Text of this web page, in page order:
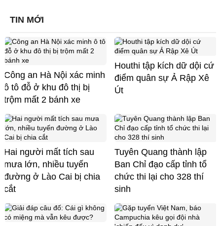
TIN MỚI
Công an Hà Nội xác minh
ô tô đỗ ở khu đô thị bị
trộm mất 2 bánh xe
Houthi tập kích dữ dội cứ
điểm quân sự Ả Rập Xê
Út
Hai người mất tích sau
mưa lớn, nhiều tuyến
đường ở Lào Cai bị chia
cắt
Tuyên Quang thành lập
Ban Chỉ đạo cấp tỉnh tổ
chức thi lại cho 328 thí
sinh